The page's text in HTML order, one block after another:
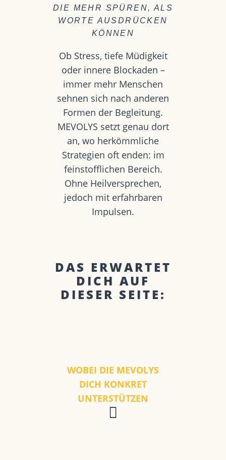
DIE MEHR SPÜREN, ALS
WORTE AUSDRÜCKEN
KÖNNEN
Ob Stress, tiefe Müdigkeit
oder innere Blockaden –
immer mehr Menschen
sehnen sich nach anderen
Formen der Begleitung.
MEVOLYS setzt genau dort
an, wo herkömmliche
Strategien oft enden: im
feinstofflichen Bereich.
Ohne Heilversprechen,
jedoch mit erfahrbaren
Impulsen.
DAS ERWARTET
DICH AUF
DIESER SEITE:
WOBEI DIE MEVOLYS
DICH KONKRET
UNTERSTÜTZEN